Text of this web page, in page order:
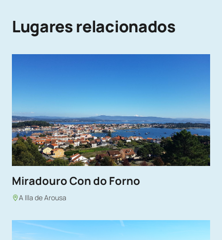
Lugares relacionados
Miradouro Con do Forno
A Illa de Arousa